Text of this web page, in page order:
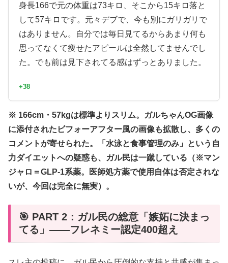
身長166で元の体重は73キロ、そこから15キロ落と
して57キロです。元々デブで、今も別にガリガリで
はありません。自分では毎日見てるからあまり何も
思ってなくて痩せたアピールは全然してませんでし
た。でも前は見下されてる感はずっとありました。
+38
※ 166cm・57kgは標準よりスリム。ガルちゃんOG画像
に添付されたビフォーアフター風の画像も拡散し、多くの
コメントが寄せられた。「水泳と食事管理のみ」という自
力ダイエットへの疑惑も、ガル民は一蹴している（※マン
ジャロ＝GLP-1系薬。医師処方薬で使用自体は否定されな
いが、今回は完全に無実）。
🎯 PART 2：ガル民の総意「嫉妬に決まっ
てる」——フレネミー認定400超え